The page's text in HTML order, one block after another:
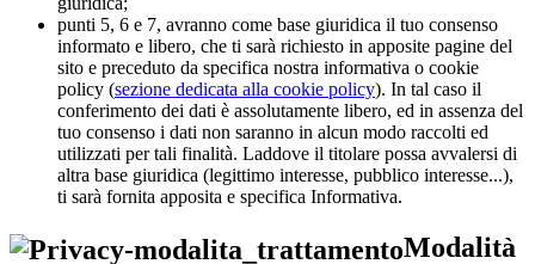
punti 5, 6 e 7, avranno come base giuridica il tuo consenso
informato e libero, che ti sarà richiesto in apposite pagine del
sito e preceduto da specifica nostra informativa o cookie
policy (sezione dedicata alla cookie policy). In tal caso il
conferimento dei dati è assolutamente libero, ed in assenza del
tuo consenso i dati non saranno in alcun modo raccolti ed
utilizzati per tali finalità. Laddove il titolare possa avvalersi di
altra base giuridica (legittimo interesse, pubblico interesse...),
ti sarà fornita apposita e specifica Informativa.
Modalità